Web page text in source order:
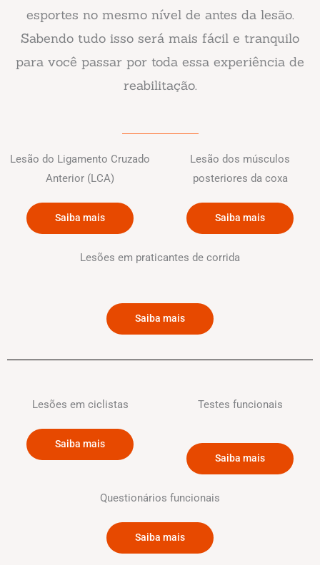
esportes no mesmo nível de antes da lesão.
Sabendo tudo isso será mais fácil e tranquilo
para você passar por toda essa experiência de
reabilitação.
Lesão do Ligamento Cruzado
Anterior (LCA)
Saiba mais
Lesão dos músculos
posteriores da coxa
Saiba mais
Lesões em praticantes de corrida
Saiba mais
Lesões em ciclistas
Saiba mais
Testes funcionais
Saiba mais
Questionários funcionais
Saiba mais